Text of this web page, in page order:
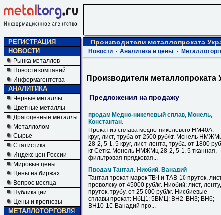
РЕГИСТРАЦИЯ
НОВОСТИ
Рынка металлов
Новости компаний
Информагентства
АНАЛИТИКА
Черные металлы
Цветные металлы
Драгоценные металлы
Металлолом
Сырье
Статистика
Индекс цен России
Мировые цены
Цены на биржах
Вопрос месяца
Публикации
Цены и прогнозы
МЕТАЛЛОТОРГОВЛЯ
Производители металлопроката
Новости Аналитика и цены
Производители металлопроката
Предложения на продажу
продам Медно-никелевый сплав, Монель,
Константан.
Прокат из сплава медно-никелевого НМ40А:
круг, лист, труба от 2500 руб/кг. Монель
28-2, 5-1, 5 круг, лист, лента, труба. от 1800
кг Сетка Монель НМЖМц 28-2, 5-1, 5 тканная,
фильтровая прядковая...
Продам Тантал, Ниобий, Ванадий
Тантал прокат марок ТВЧ и ТАВ-10 пруток,
проволоку от 45000 руб/кг. Ниобий: лист, ленту,
пруток, трубу, от 25 000 руб/кг. Ниобиевые
сплавы прокат: НбЦ1; 5ВМЦ; ВН2; ВН3; ВН6;
ВН10-1С Ванадий про...